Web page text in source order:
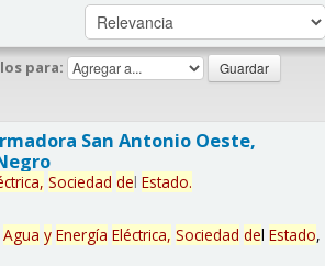
para:
San Antonio Oeste,
Sociedad del Estado.
Agua y Energía Eléctrica, Sociedad del Estado,